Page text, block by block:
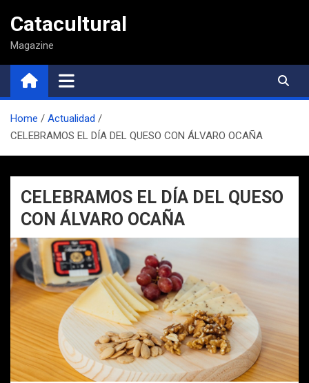
contenido
Catacultural
Magazine
Home
Actualidad
CELEBRAMOS EL DÍA DEL QUESO CON ÁLVARO OCAÑA
CELEBRAMOS EL DÍA DEL QUESO
CON ÁLVARO OCAÑA